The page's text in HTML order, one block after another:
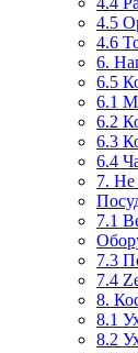
4.5
4.6
6.
6.5
6.1
6.2
6.3
6.4
7. Не
7.1
7.3
7.4
8.
8.1
8.2